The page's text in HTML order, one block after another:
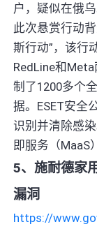
户，疑似在俄
此次悬赏行动
斯行动”，该行
RedLine和
制了1200多个
据。ESET安全
识别并清除感
即服务（MaaS
5、施耐德家
漏洞
https://